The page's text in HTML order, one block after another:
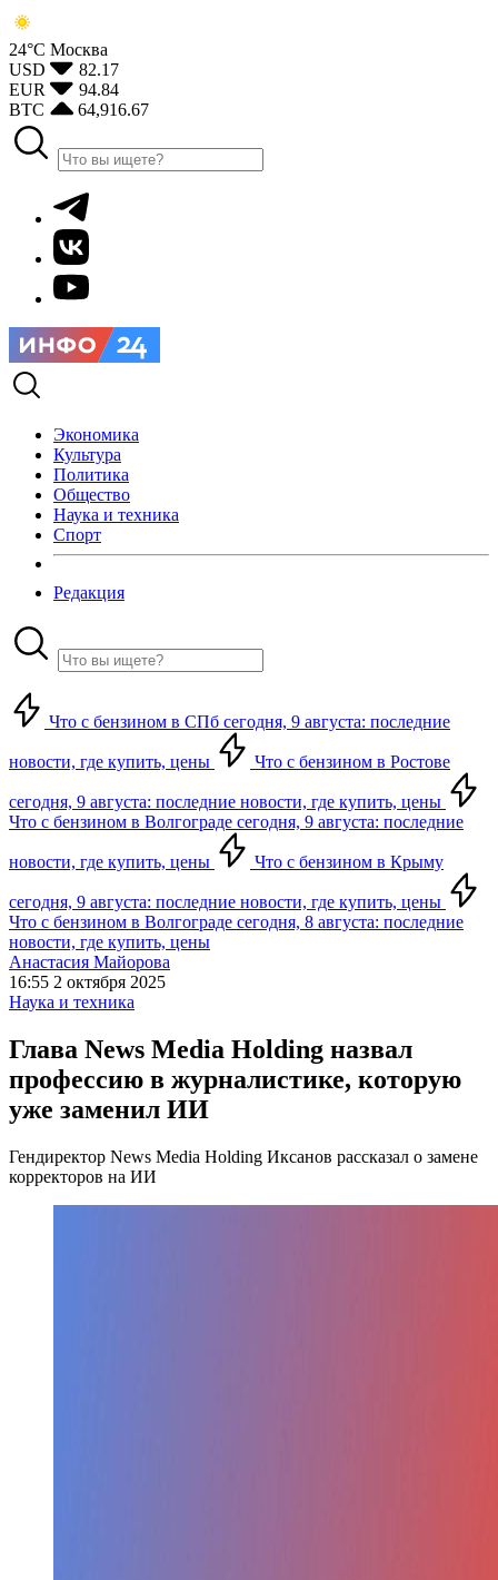
24°С Москва
USD
82.17
EUR
94.84
BTC
64,916.67
Экономика
Культура
Политика
Общество
Наука и техника
Спорт
Редакция
Что с бензином в СПб сегодня, 9 августа: последние
новости, где купить, цены Что с бензином в Ростове
сегодня, 9 августа: последние новости, где купить, цены
Что с бензином в Волгограде сегодня, 9 августа: последние
новости, где купить, цены Что с бензином в Крыму
сегодня, 9 августа: последние новости, где купить, цены
Что с бензином в Волгограде сегодня, 8 августа: последние
новости, где купить, цены
Анастасия Майорова
16:55 2 октября 2025
Наука и техника
Глава News Media Holding назвал
профессию в журналистике, которую
уже заменил ИИ
Гендиректор News Media Holding Иксанов рассказал о замене
корректоров на ИИ